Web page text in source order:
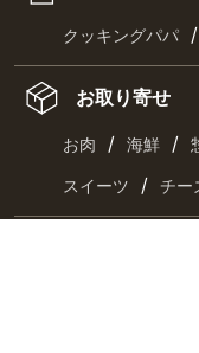
クッキングパパ /
お取り寄せ
お肉 / 海鮮 /
スイーツ / チー